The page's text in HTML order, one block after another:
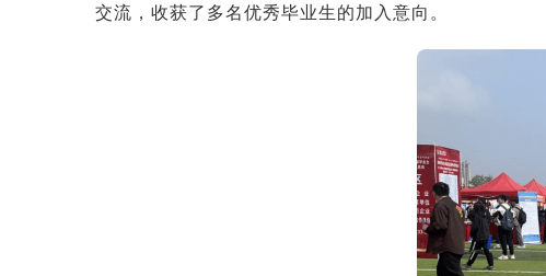
交流，收获了多名优秀毕业生的加入意向。